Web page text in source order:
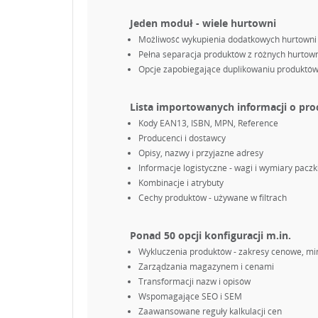
Jeden moduł - wiele hurtowni
Możliwość wykupienia dodatkowych hurtowni
Pełna separacja produktów z różnych
Opcje zapobiegające duplikowaniu
Lista importowanych informacji o
Kody EAN13, ISBN, MPN, Reference
Producenci i dostawcy
Opisy, nazwy i przyjazne adresy
Informacje logistyczne - wagi i wymiary paczki
Kombinacje i atrybuty
Cechy produktów - używane w filtrach
Ponad 50 opcji konfiguracji m.in.
Wykluczenia produktów - zakresy cenowe,
Zarządzania magazynem i cenami
Transformacji nazw i opisów
Wspomagające SEO i SEM
Zaawansowane reguły kalkulacji cen